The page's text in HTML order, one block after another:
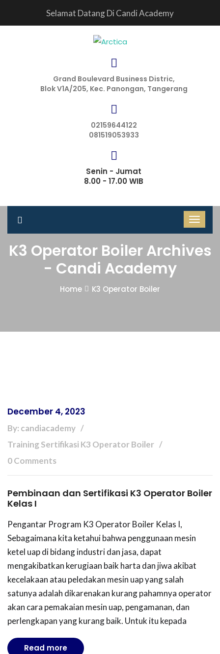
Selamat Datang Di Candi Academy
Grand Boulevard Business Distric,
Blok V1A/205, Kec. Panongan, Tangerang
02159644122
081519053933
Senin - Jumat
8.00 - 17.00 WIB
K3 Operator Boiler Archives
- Candi Academy
Home K3 Operator Boiler
December 4, 2023
By: candiacademy
Training Sertifikasi K3 Operator Boiler
0 Comments
Pembinaan dan Sertifikasi K3 Operator Boiler
Kelas I
Pengantar Program K3 Operator Boiler Kelas I,
Sebagaimana kita ketahui bahwa penggunaan mesin
ketel uap di bidang industri dan jasa, dapat
mengakibatkan kerugiaan baik harta dan jiwa akibat
kecelakaan atau peledakan mesin uap yang salah
satunya adalah dikarenakan kurang pahamnya operator
akan cara pemakaian mesin uap, pengamanan, dan
perlengkapan yang kurang baik. Untuk itu kepada
Read more